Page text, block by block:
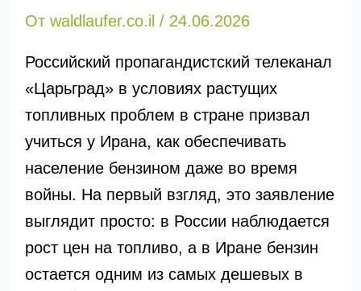
От waldlaufer.co.il / 24.06.2026
Российский пропагандистский телеканал
«Царьград» в условиях растущих
топливных проблем в стране призвал
учиться у Ирана, как обеспечивать
население бензином даже во время
войны. На первый взгляд, это заявление
выглядит просто: в России наблюдается
рост цен на топливо, а в Иране бензин
остается одним из самых дешевых в